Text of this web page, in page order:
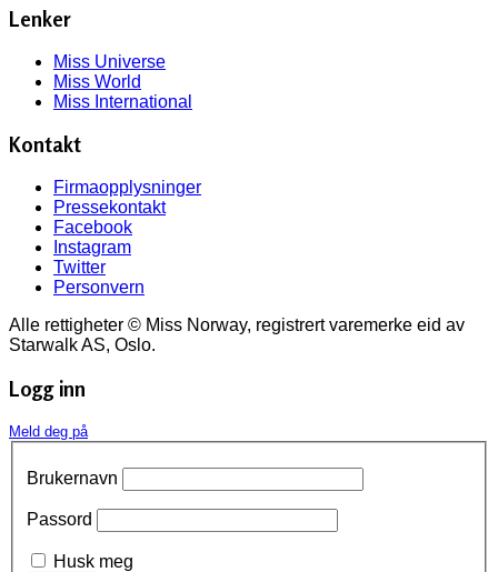
Lenker
Miss Universe
Miss World
Miss International
Kontakt
Firmaopplysninger
Pressekontakt
Facebook
Instagram
Twitter
Personvern
Alle rettigheter © Miss Norway, registrert varemerke eid av
Starwalk AS, Oslo.
Logg inn
Meld deg på
Brukernavn
Passord
Husk meg